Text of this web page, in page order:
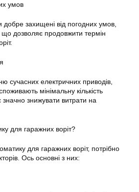
умов
добре захищені від погодних умов,
що дозволяє продовжити термін
сучасних електричних приводів,
мінімальну кількість
значно знижувати витрати на
для гаражних воріт?
для гаражних воріт, потрібно
Ось основні з них: